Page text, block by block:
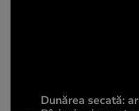
Dunărea secată: